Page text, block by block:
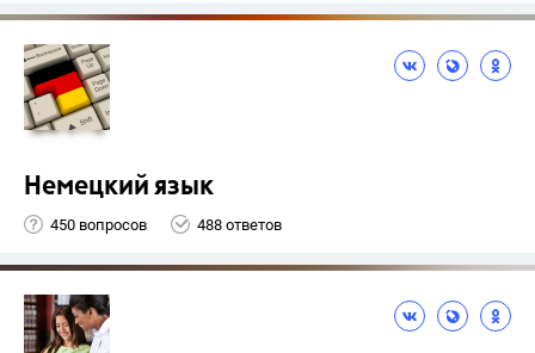
Немецкий язык
450 вопросов 488 ответов